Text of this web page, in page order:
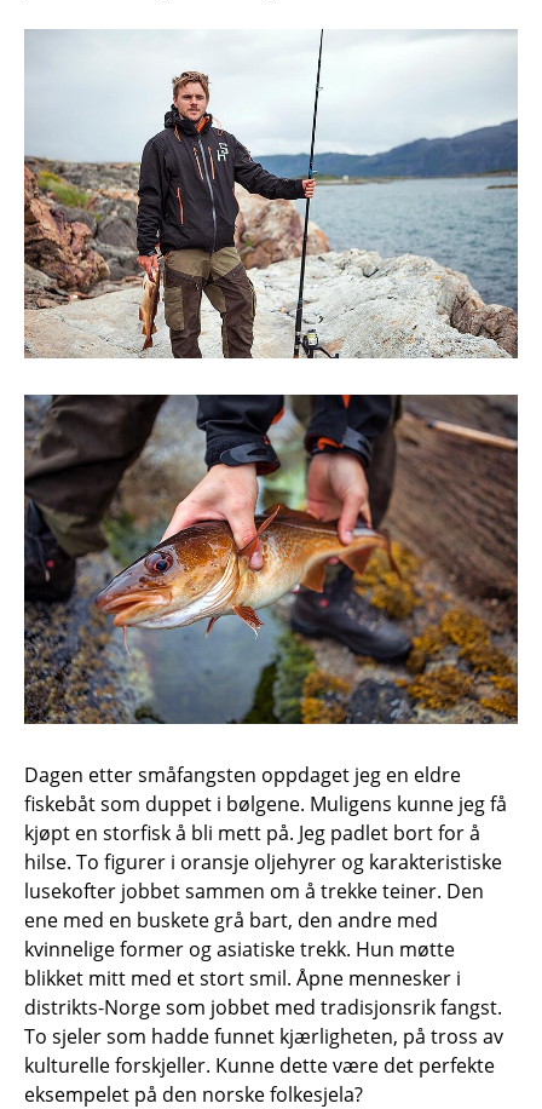
Dagen etter småfangsten oppdaget jeg en eldre
fiskebåt som duppet i bølgene. Muligens kunne jeg få
kjøpt en storfisk å bli mett på. Jeg padlet bort for å
hilse. To figurer i oransje oljehyrer og karakteristiske
lusekofter jobbet sammen om å trekke teiner. Den
ene med en buskete grå bart, den andre med
kvinnelige former og asiatiske trekk. Hun møtte
blikket mitt med et stort smil. Åpne mennesker i
distrikts-Norge som jobbet med tradisjonsrik fangst.
To sjeler som hadde funnet kjærligheten, på tross av
kulturelle forskjeller. Kunne dette være det perfekte
eksempelet på den norske folkesjela?